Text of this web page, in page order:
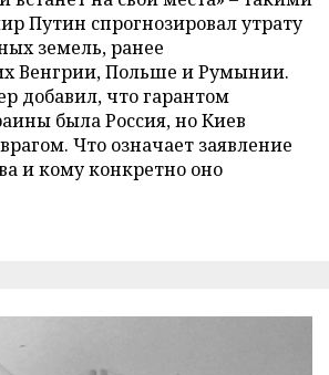
Путин спрогнозировал утрату
земель, ранее
Венгрии, Польше и Румынии.
добавил, что гарантом
была Россия, но Киев
Что означает заявление
и кому конкретно оно